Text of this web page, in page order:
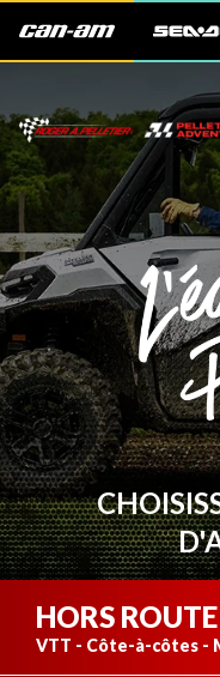
HORS ROUTE
VTT - Côte-à-côtes -